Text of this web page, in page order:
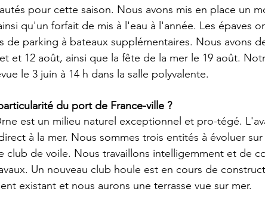
pour cette saison. Nous avons mis en place un
qu'un forfait de mis à l'eau à l'année. Les épaves
de parking à bateaux supplémentaires. Nous avons
et 12 août, ainsi que la fête de la mer le 19 août.
le 3 juin à 14 h dans la salle polyvalente.
du port de France-ville ?
est un milieu naturel exceptionnel et pro-tégé.
à la mer. Nous sommes trois entités à évoluer
club de voile. Nous travaillons intelligemment et de
Un nouveau club houle est en cours de
existant et nous aurons une terrasse vue sur mer.